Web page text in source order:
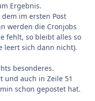
Ergebnis.
im ersten Post
werden die Cronjobs
fehlt, so bleibt alles so
leert sich dann nicht).
besonderes.
und auch in Zeile 51
schon gepostet hat.